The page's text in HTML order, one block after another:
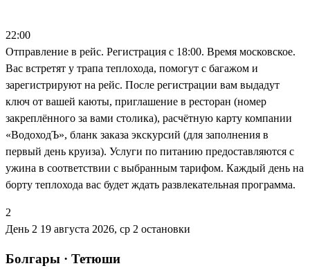
22:00
Отправление в рейс. Регистрация с 18:00. Время московское.
Вас встретят у трапа теплохода, помогут с багажом и
зарегистрируют на рейс. После регистрации вам выдадут
ключ от вашей каюты, приглашение в ресторан (номер
закреплённого за вами столика), расчётную карту компании
«ВодоходЪ», бланк заказа экскурсий (для заполнения в
первый день круиза). Услуги по питанию предоставляются с
ужина в соответствии с выбранным тарифом. Каждый день на
борту теплохода вас будет ждать развлекательная программа.
2
День 2 19 августа 2026, ср 2 остановки
Болгары · Тетюши